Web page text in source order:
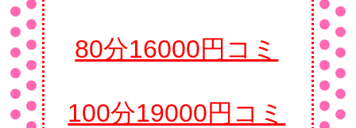
80分16000円コミ
100分19000円コミ